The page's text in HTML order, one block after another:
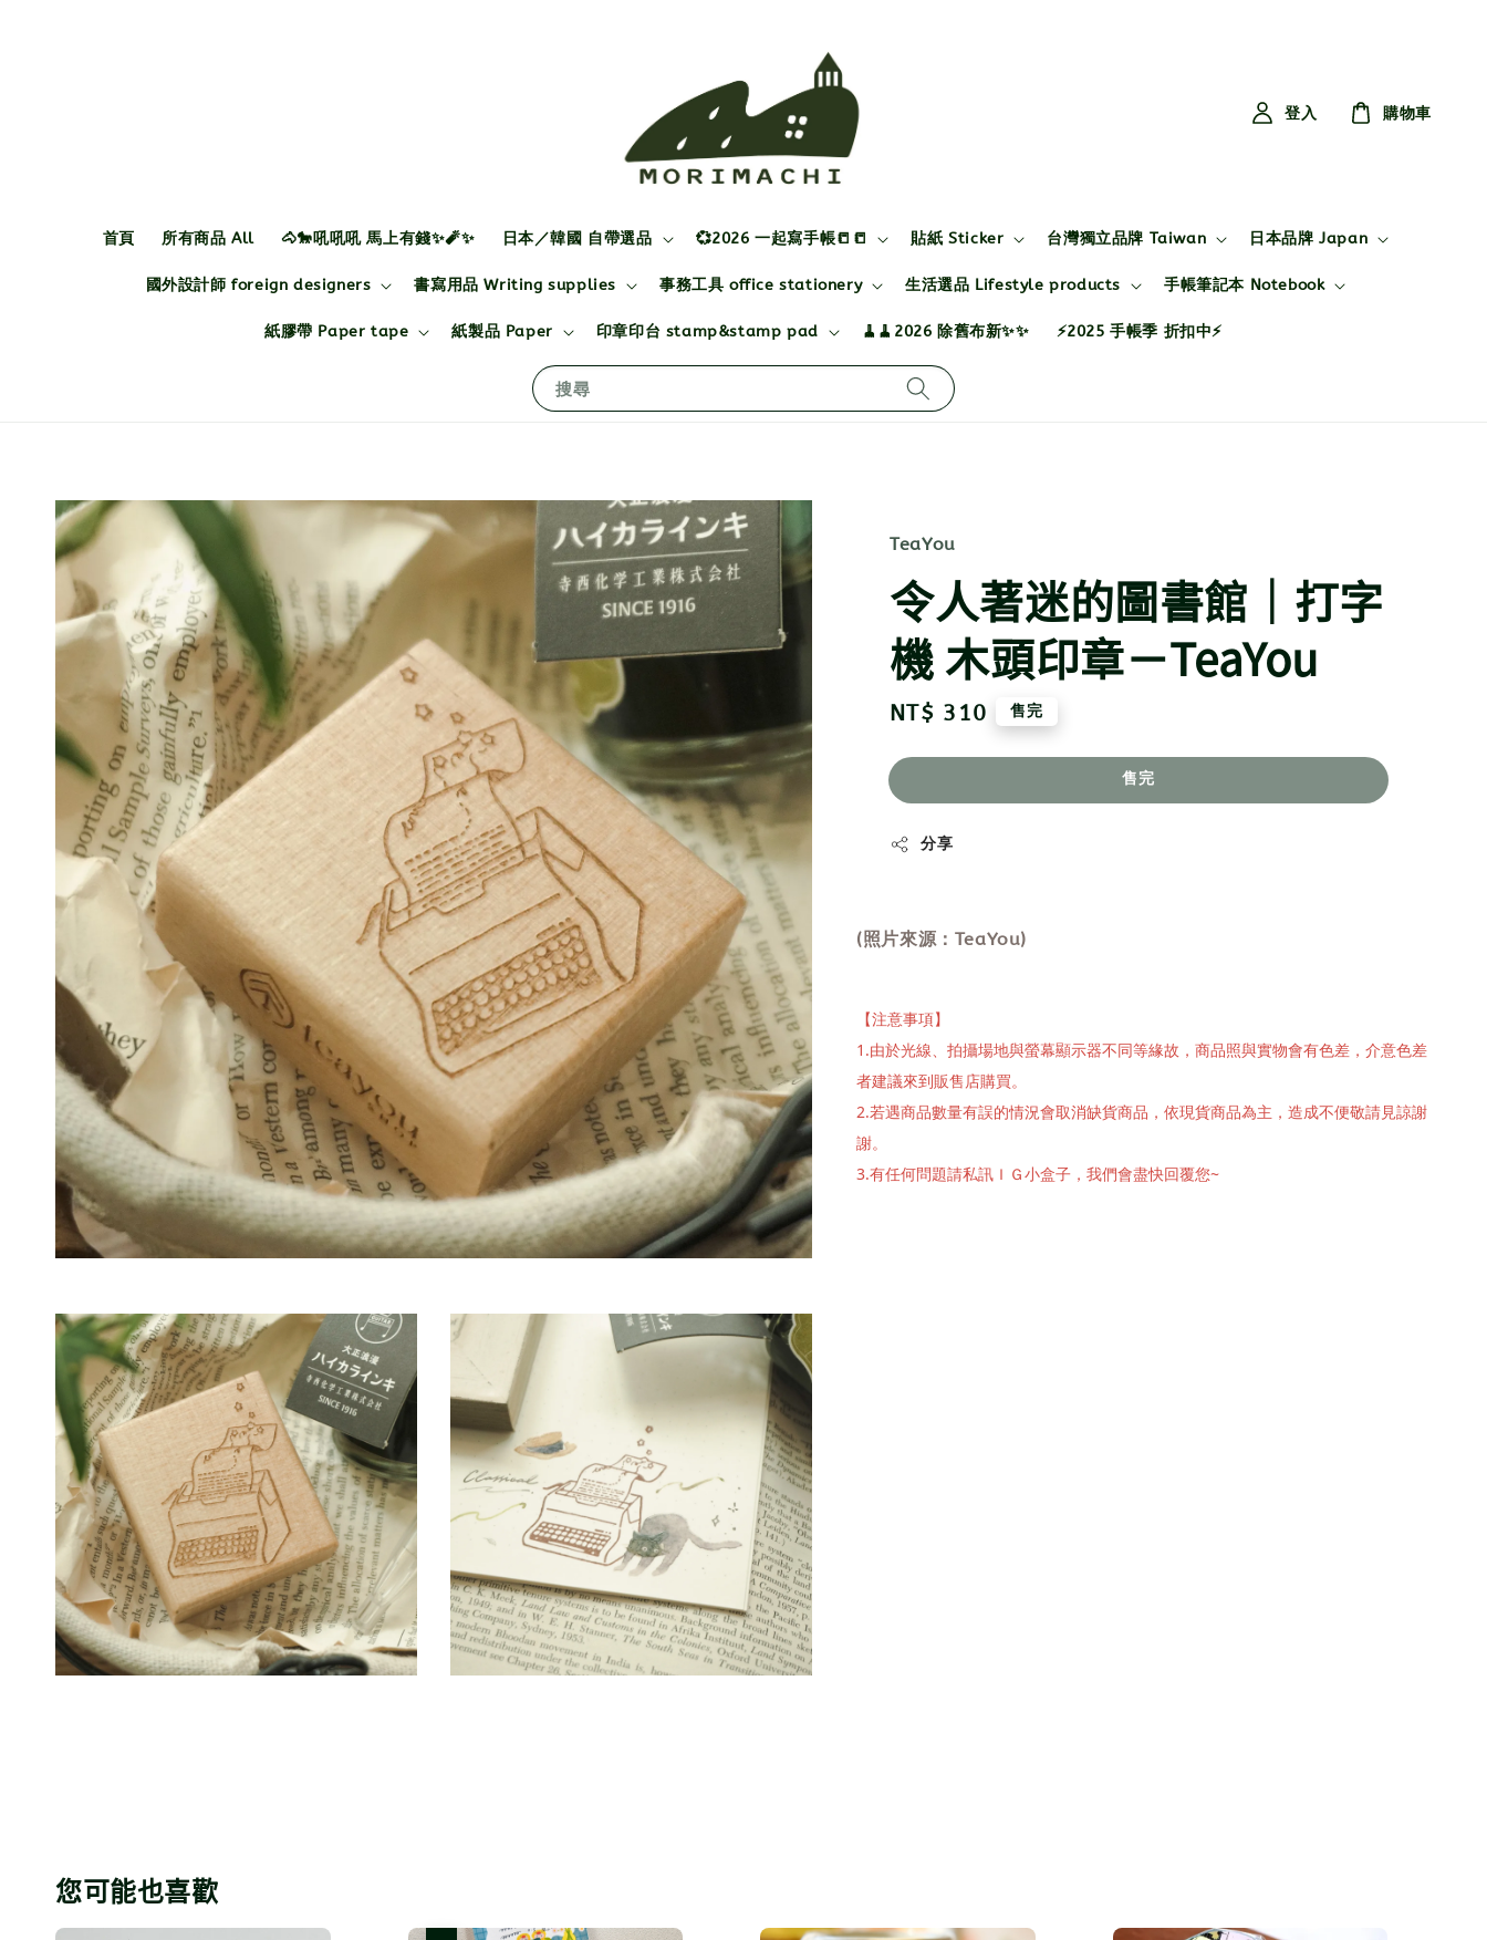
搜尋
首頁 所有商品 All 🐴🐎吼吼吼 馬上有錢✨🧨✨ 日本／韓國 自帶選品 💞2026 一起寫手帳📒📒 貼紙 Sticker 台灣獨立品牌 Taiwan 日本品牌 Japan
國外設計師 foreign designers 書寫用品 Writing supplies 事務工具 office stationery 生活選品 Lifestyle products 手帳筆記本 Notebook
紙膠帶 Paper tape 紙製品 Paper 印章印台 stamp&stamp pad 🧹🧹2026 除舊布新✨✨ ⚡2025 手帳季 折扣中⚡
登入 購物車
TeaYou
令人著迷的圖書館｜打字
機 木頭印章－TeaYou
Regular
NT$ 310 售完
售完
分享
(照片來源：TeaYou)
【注意事項】
1.由於光線、拍攝場地與螢幕顯示器不同等緣故，商品照與實物會有色差，介意色差
者建議來到販售店購買。
2.若遇商品數量有誤的情況會取消缺貨商品，依現貨商品為主，造成不便敬請見諒謝
謝。
3.有任何問題請私訊ＩＧ小盒子，我們會盡快回覆您~
您可能也喜歡